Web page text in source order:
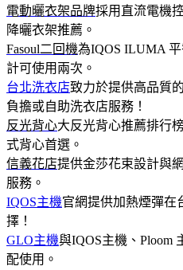
電動曬衣架品牌採用直流電機
降曬衣架推薦。
Fasoul二回機為IQOS ILUMA
計可使用兩次。
台北洗衣店致力於提供高品質
負擔或自助洗衣店服務！
反光背心大反光背心推薦排行
式背心首選。
信義花店提供金莎花束設計與
服務。
IQOS主機官網提供加熱煙彈在
擇！
GLO主機與IQOS主機、Ploom
配使用。